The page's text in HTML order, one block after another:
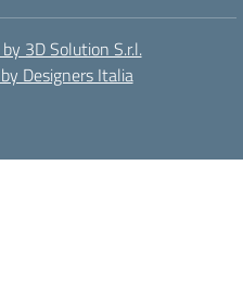
3D Solution S.r.l.
Designers Italia